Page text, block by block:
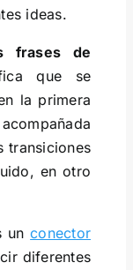
ideas.
frases de
que se
la primera
transiciones
en otro
unconector
diferentes